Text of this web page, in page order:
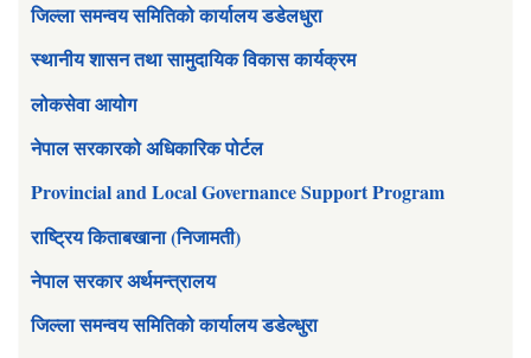
जिल्ला समन्वय समितिको कार्यालय डडेलधुरा
स्थानीय शासन तथा सामुदायिक विकास कार्यक्रम
लोकसेवा आयोग
नेपाल सरकारको अधिकारिक पोर्टल
Provincial and Local Governance Support Program
राष्ट्रिय किताबखाना (निजामती)
नेपाल सरकार अर्थमन्त्रालय
जिल्ला समन्वय समितिको कार्यालय डडेल्धुरा